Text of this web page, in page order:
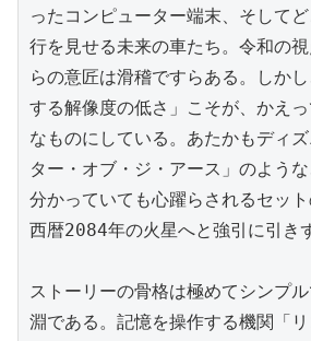
ったコンピューター端末、そして
行を見せる未来の車たち。令和の
らの意匠は滑稽ですらある。しか
する解像度の低さ」こそが、かえ
なものにしている。あたかもディ
ター・オブ・ジ・アース」のよう
分かっていても心躍らされるセッ
西暦2084年の火星へと強引に引き
ストーリーの骨格は極めてシンプ
淵である。記憶を操作する機関「